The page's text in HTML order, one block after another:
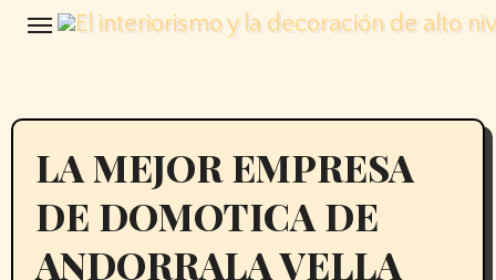
Saltar
LA MEJOR EMPRESA
DE DOMOTICA DE
ANDORRALA VELLA